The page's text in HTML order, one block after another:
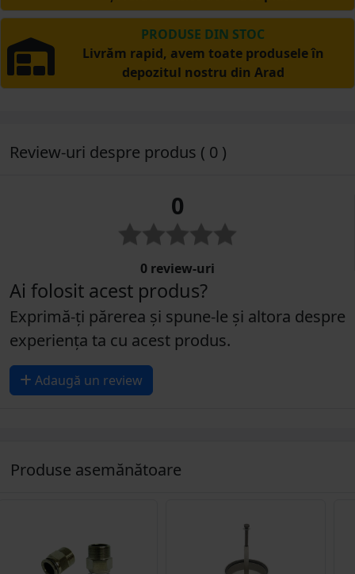
PRODUSE DIN STOC
Livrăm rapid, avem toate produsele în
depozitul nostru din Arad
Review-uri despre produs ( 0 )
0
0 review-uri
Ai folosit acest produs?
Exprimă-ți părerea și spune-le și altora despre
experiența ta cu acest produs.
Adaugă un review
Produse asemănătoare